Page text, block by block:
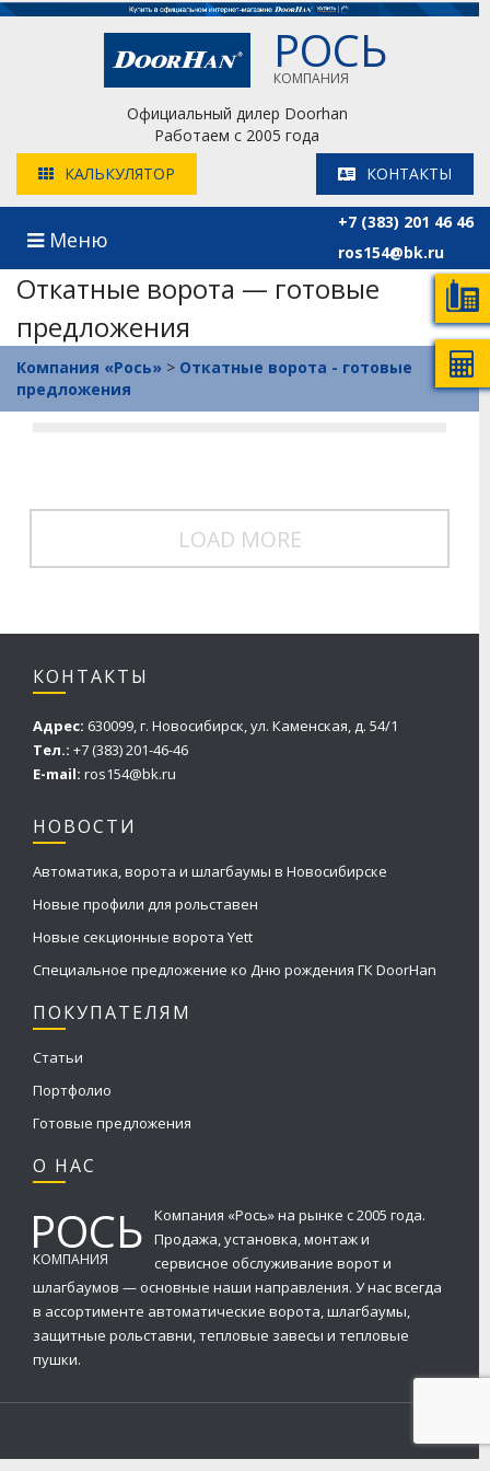
РОСЬ
КОМПАНИЯ
Официальный дилер Doorhan
Работаем с 2005 года
КАЛЬКУЛЯТОР
КОНТАКТЫ
Меню
+7 (383) 201 46 46
ros154@bk.ru
Откатные ворота — готовые
предложения
Компания «Рось» > Откатные ворота - готовые
предложения
LOAD MORE
КОНТАКТЫ
Адрес: 630099, г. Новосибирск, ул. Каменская, д. 54/1
Тел.: +7 (383) 201-46-46
E-mail: ros154@bk.ru
НОВОСТИ
Автоматика, ворота и шлагбаумы в Новосибирске
Новые профили для рольставен
Новые секционные ворота Yett
Специальное предложение ко Дню рождения ГК DoorHan
ПОКУПАТЕЛЯМ
Статьи
Портфолио
Готовые предложения
О НАС
РОСЬ
КОМПАНИЯ
Компания «Рось» на рынке с 2005 года.
Продажа, установка, монтаж и
сервисное обслуживание ворот и
шлагбаумов — основные наши направления. У нас всегда
в ассортименте автоматические ворота, шлагбаумы,
защитные рольставни, тепловые завесы и тепловые
пушки.
2019-2024© Все права защищены. Вся информация на сайте носит